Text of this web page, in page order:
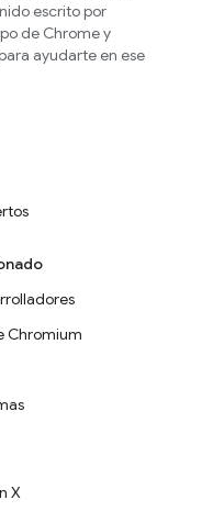
escrito por
de Chrome y
ayudarte en ese
Chromium
X